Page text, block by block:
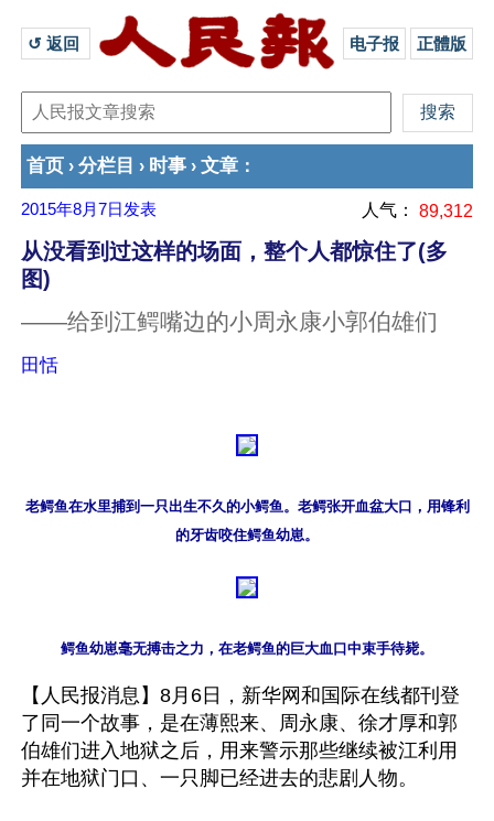
↺ 返回 电子报 正體版
首页 › 分栏目 › 时事 › 文章 ：
2015年8月7日 发表 人气： 89,312
从没看到过这样的场面，整个人都惊住了(多
图)
——给到江鳄嘴边的小周永康小郭伯雄们
田恬
老鳄鱼在水里捕到一只出生不久的小鳄鱼。老鳄张开血盆大口，用锋利
的牙齿咬住鳄鱼幼崽。
鳄鱼幼崽毫无搏击之力，在老鳄鱼的巨大血口中束手待毙。
【人民报消息】8月6日，新华网和国际在线都刊登
了同一个故事，是在薄熙来、周永康、徐才厚和郭
伯雄们进入地狱之后，用来警示那些继续被江利用
并在地狱门口、一只脚已经进去的悲剧人物。